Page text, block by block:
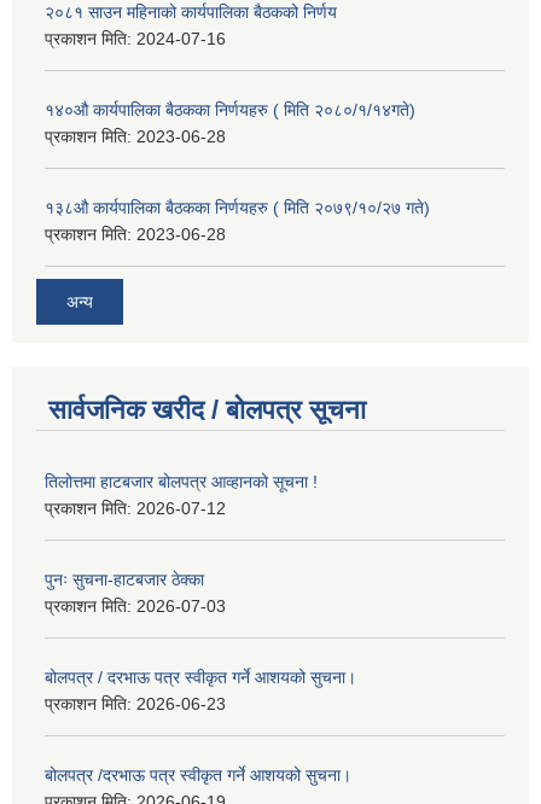
२०८१ साउन महिनाको कार्यपालिका बैठकको निर्णय
प्रकाशन मिति: 2024-07-16
१४०औ कार्यपालिका बैठकका निर्णयहरु ( मिति २०८०/१/१४गते)
प्रकाशन मिति: 2023-06-28
१३८औ कार्यपालिका बैठकका निर्णयहरु ( मिति २०७९/१०/२७ गते)
प्रकाशन मिति: 2023-06-28
अन्य
सार्वजनिक खरीद / बोलपत्र सूचना
तिलोत्तमा हाटबजार बोलपत्र आव्हानको सूचना !
प्रकाशन मिति: 2026-07-12
पुनः सुचना-हाटबजार ठेक्का
प्रकाशन मिति: 2026-07-03
बोलपत्र / दरभाऊ पत्र स्वीकृत गर्ने आशयको सुचना।
प्रकाशन मिति: 2026-06-23
बोलपत्र /दरभाऊ पत्र स्वीकृत गर्ने आशयको सुचना।